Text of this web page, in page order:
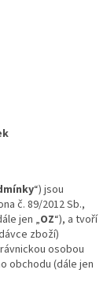
“) jsou
č. 89/2012 Sb.,
jen „OZ“), a tvoří
zboží)
osobou
obchodu (dále jen